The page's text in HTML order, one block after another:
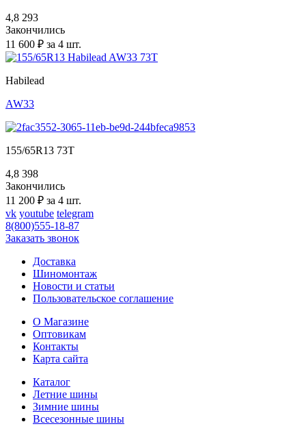
4,8 293
Закончились
11 600 ₽ за 4 шт.
Habilead
AW33
155/65R13 73T
4,8 398
Закончились
11 200 ₽ за 4 шт.
vk youtube telegram
8(800)555-18-87
Заказать звонок
Доставка
Шиномонтаж
Новости и статьи
Пользовательское соглашение
О Магазине
Оптовикам
Контакты
Карта сайта
Каталог
Летние шины
Зимние шины
Всесезонные шины